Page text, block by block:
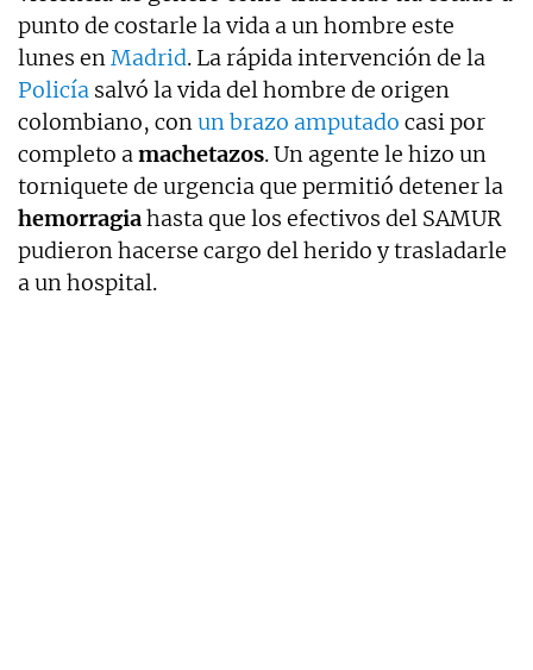
punto de costarle la vida a un hombre este
lunes enMadrid. La rápida intervención de la
Policía salvó la vida del hombre de origen
colombiano, conun brazo amputado casi por
completo amachetazos. Un agente le hizo un
torniquete de urgencia que permitió detener la
hemorragiahasta que los efectivos del SAMUR
pudieron hacerse cargo del herido y trasladarle
a un hospital.